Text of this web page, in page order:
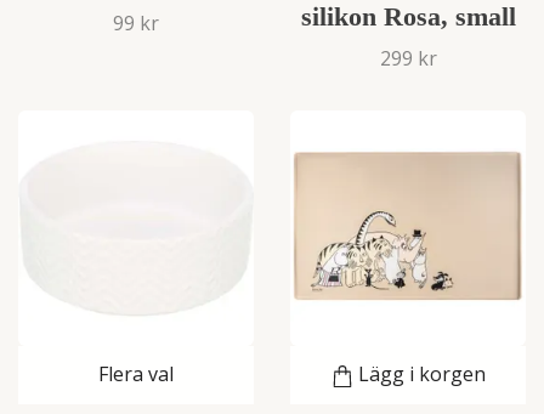
99 kr
silikon Rosa, small
299 kr
Flera val Lägg i korgen